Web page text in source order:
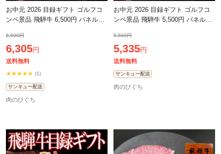
お中元 2026 目録ギフト ゴルフコ
ンペ景品 飛騨牛 6,500円 パネル付
会 ゴルフ コンペ コンペ景品 ビ
6,500円
6,305円
送料無料
★★★★★ (1)
サンキュー配送
肉のひぐち
お中元 2026 目録ギフト ゴルフコ
ンペ景品 飛騨牛 5,500円 パネル付
会 ゴルフ コンペ コンペ景品 ビ
5,500円
5,335円
送料無料
サンキュー配送
肉のひぐち